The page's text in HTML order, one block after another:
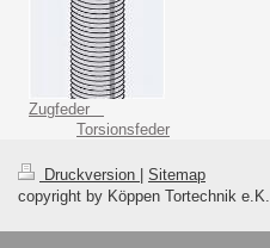
Zugfeder
Torsionsfeder
Druckversion
Sitemap
copyright by Köppen Tortechnik e.K.